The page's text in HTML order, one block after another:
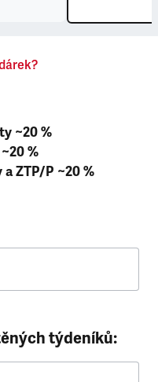
~20 %
%
ZTP/P ~20 %
týdeníků: